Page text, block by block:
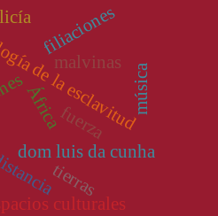
de la esclavitud
dom luis da cunha
malvinas
Áfricafuerza
culturales
filiaciones
música
tierras